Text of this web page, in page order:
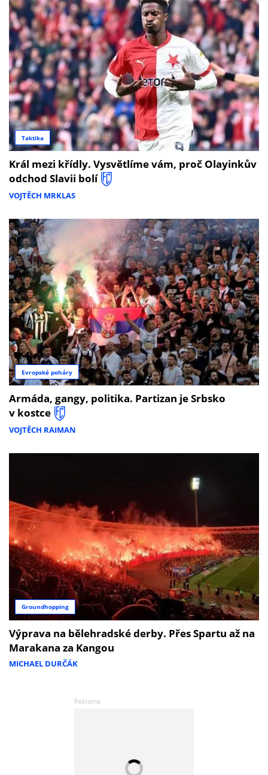
Taktika
Král mezi křídly. Vysvětlíme vám, proč Olayinkův
odchod Slavii bolí
VOJTĚCH MRKLAS
Evropské poháry
Armáda, gangy, politika. Partizan je Srbsko
v kostce
VOJTĚCH RAIMAN
Groundhopping
Výprava na bělehradské derby. Přes Spartu až na
Marakana za Kangou
MICHAEL DURČÁK